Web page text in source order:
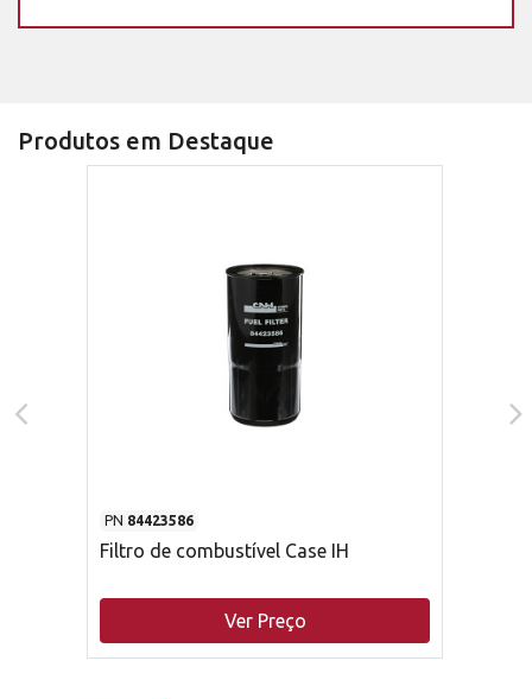
Produtos em Destaque
PN 84423586
Filtro de combustível Case IH
Ver Preço